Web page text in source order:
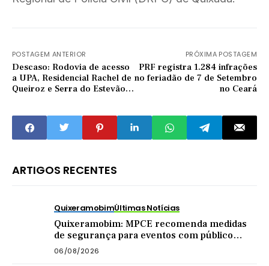
POSTAGEM ANTERIOR
Descaso: Rodovia de acesso
a UPA, Residencial Rachel de
Queiroz e Serra do Estevão
PRÓXIMA POSTAGEM
PRF registra 1.284 infrações
no feriadão de 7 de Setembro
no Ceará
ARTIGOS RECENTES
QuixeramobimÚltimas Notícias
Quixeramobim: MPCE recomenda medidas
de segurança para eventos com público
acima de mil pessoas
06/08/2026